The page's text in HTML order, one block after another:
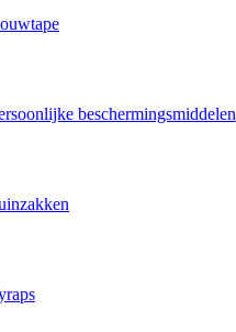
beschermingsmiddelen